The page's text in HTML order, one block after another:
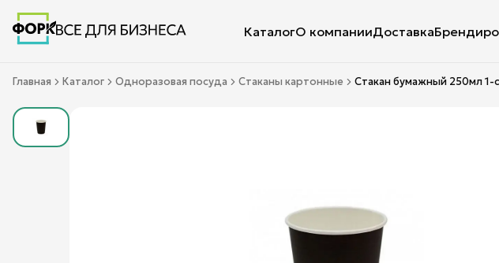
КаталогО компанииДоставка
Главная Каталог Одноразовая посуда Стаканы картонные Стакан бумажный 250мл